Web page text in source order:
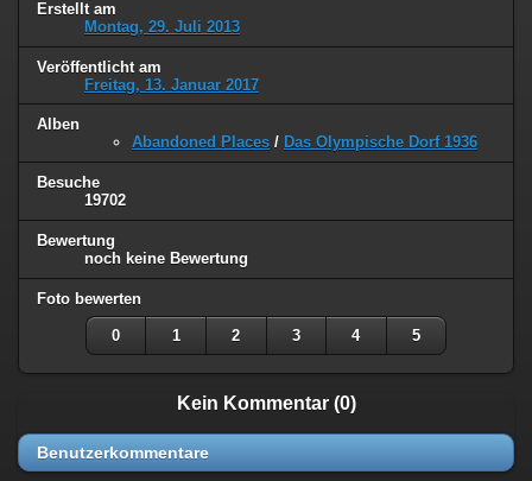
Erstellt am
Montag, 29. Juli 2013
Veröffentlicht am
Freitag, 13. Januar 2017
Alben
Abandoned Places / Das Olympische Dorf 1936
Besuche
19702
Bewertung
noch keine Bewertung
Foto bewerten
0 1 2 3 4 5
Kein Kommentar (0)
Benutzerkommentare